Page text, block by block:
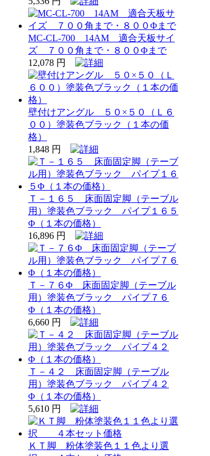
MC-CL-700 14AM 適合天板サイ
ズ ７００角まで・８００Φまで
12,078 円
壁付けアングル ５０×５０（Ｌ６
００）塗装色ブラック（１本の価
格）
1,848 円
Ｔ－１６５ 床面固定脚（テーブル
用）塗装色ブラック パイプ１６５
Φ（１本の価格）
16,896 円
Ｔ－７６Φ 床面固定脚（テーブル
用）塗装色ブラック パイプ７６
Φ（１本の価格）
6,660 円
Ｔ－４２ 床面固定脚（テーブル
用）塗装色ブラック パイプ４２
Φ（１本の価格）
5,610 円
ＫＴ脚 粉体塗装色１１色より選